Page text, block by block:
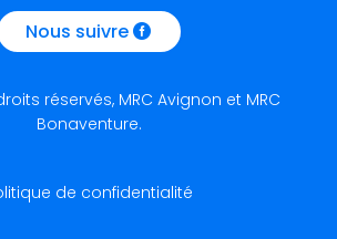
Nous suivre
réservés, MRC Avignon et MRC
Bonaventure.
de confidentialité